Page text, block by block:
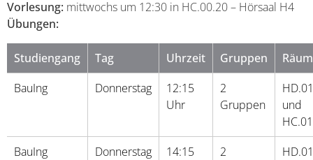
Vorlesung: mittwochs um 12:30 in HC.00.20 – Hörsaal H4
Übungen:
Studiengang Tag Uhrzeit Gruppen
BauIng
Donnerstag
12:15
Uhr
2
Gruppen
und
BauIng
Donnerstag
14:15
2